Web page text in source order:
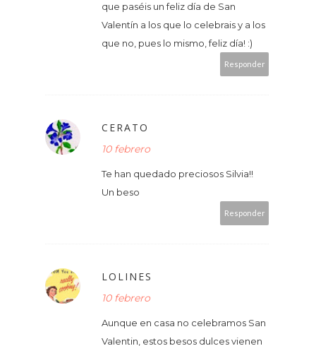
que paséis un feliz día de San
Valentín a los que lo celebrais y a los
que no, pues lo mismo, feliz día! :)
Responder
CERATO
10 febrero
Te han quedado preciosos Silvia!!
Un beso
Responder
LOLINES
10 febrero
Aunque en casa no celebramos San
Valentin, estos besos dulces vienen